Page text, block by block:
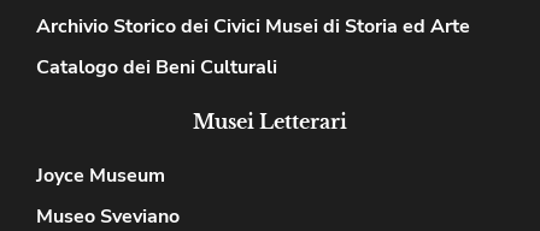
Archivio Storico dei Civici Musei di Storia ed Arte
Catalogo dei Beni Culturali
Musei Letterari
Joyce Museum
Museo Sveviano